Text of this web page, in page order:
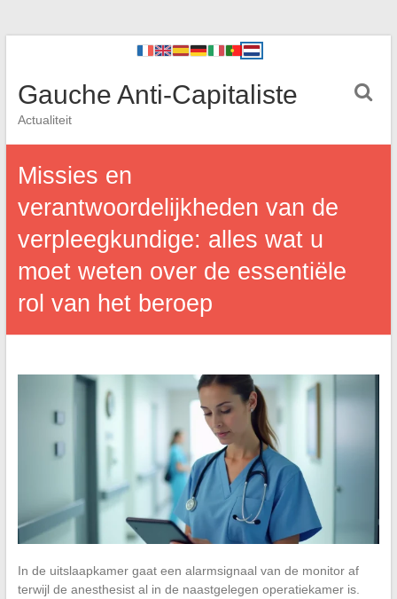
Gauche Anti-Capitaliste
Actualiteit
Missies en
verantwoordelijkheden van de
verpleegkundige: alles wat u
moet weten over de essentiële
rol van het beroep
In de uitslaapkamer gaat een alarmsignaal van de monitor af
terwijl de anesthesist al in de naastgelegen operatiekamer is.